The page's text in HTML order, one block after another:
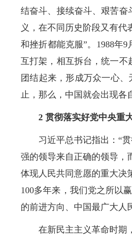
结奋斗、接续奋斗、艰苦奋
义，在不同历史阶段又有
和挫折都能克服”。1988年
互打架，相互拆台，统一不
团结起来，形成万众一心
止，那么，中国就会出现各
2 贯彻落实好党中央重
习近平总书记指出：“
强的领导来自正确的领导，
体现人民共同意愿的重大决
100多年来，我们党之所以
的前进方向、中国最广大人
在新民主主义革命时期